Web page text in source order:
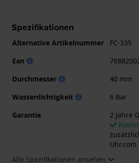
Breguet-Zeigern und einem
Inneren arbeitet das
38 Stunden bietet. So verbindet
Uhrmacherkunst, klassisches
Gesamtwerk.
Diese Frederique Constant Uhr hat
Gehäuse mit einem Durchmesser
mit einem Armband aus Leder
arbeitet ein Sellita Uhrwerk. Das
Spezifikationen
Alternative Artikelnummer
FC-335
Ean
Durchmesser
40 mm
Wasserdichtigkeit
6 Bar
Garantie
2 Jahre
Uhr.com
Alle Spezifikationen ansehen